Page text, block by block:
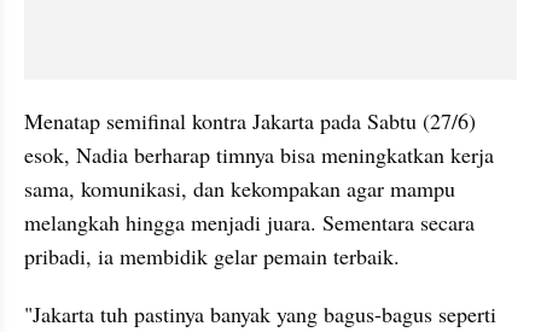
Menatap semifinal kontra Jakarta pada Sabtu (27/6)
esok, Nadia berharap timnya bisa meningkatkan kerja
sama, komunikasi, dan kekompakan agar mampu
melangkah hingga menjadi juara. Sementara secara
pribadi, ia membidik gelar pemain terbaik.
"Jakarta tuh pastinya banyak yang bagus-bagus seperti